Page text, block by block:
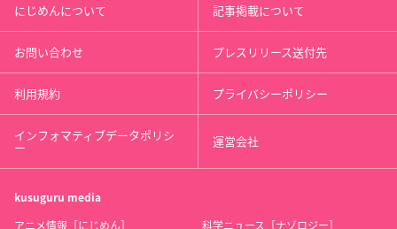
にじめんについて 記事掲載について
お問い合わせ プレスリリース送付先
利用規約 プライバシーポリシー
インフォマティブデータポリシ
ー 運営会社
kusuguru media
アニメ情報［にじめん］ 科学ニュース［ナゾロジー］